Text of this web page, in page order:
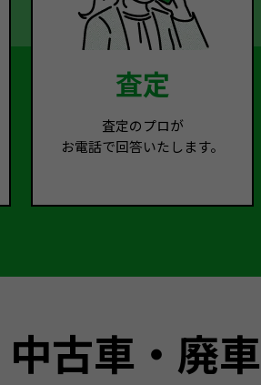
査定
査定のプロが
お電話で回答いたします。
中古車・廃